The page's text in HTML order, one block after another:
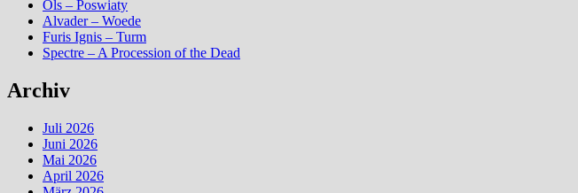
Ols – Poswiaty
Alvader – Woede
Furis Ignis – Turm
Spectre – A Procession of the Dead
Archiv
Juli 2026
Juni 2026
Mai 2026
April 2026